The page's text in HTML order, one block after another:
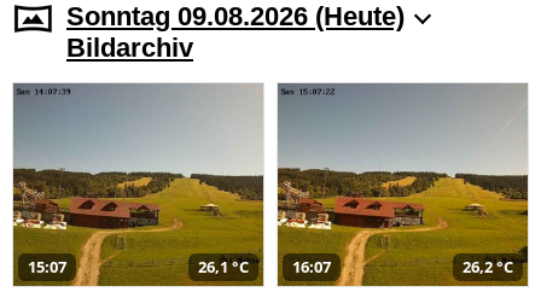
Sonntag 09.08.2026 (Heute)
Bildarchiv
15:07 26,1 °C 16:07 26,2 °C